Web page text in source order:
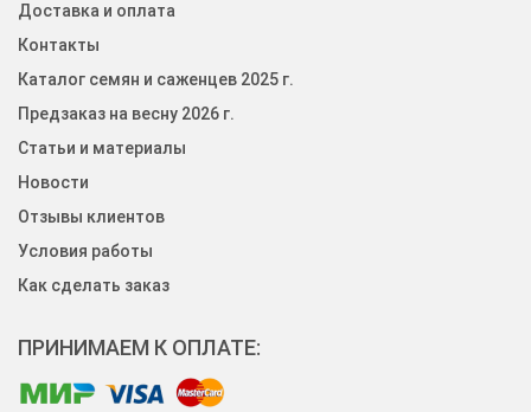
Доставка и оплата
Контакты
Каталог семян и саженцев 2025 г.
Предзаказ на весну 2026 г.
Статьи и материалы
Новости
Отзывы клиентов
Условия работы
Как сделать заказ
ПРИНИМАЕМ К ОПЛАТЕ: